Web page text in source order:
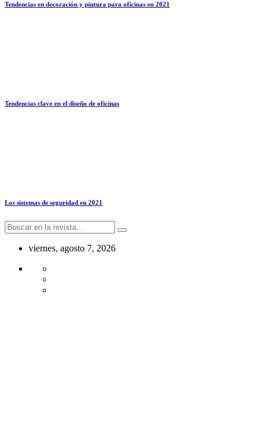
Tendencias en decoración y pintura para oficinas en 2021
Tendencias clave en el diseño de oficinas
Los sistemas de seguridad en 2021
viernes, agosto 7, 2026